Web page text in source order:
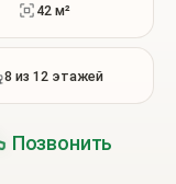
42 м²
8 из 12 этажей
Позвонить